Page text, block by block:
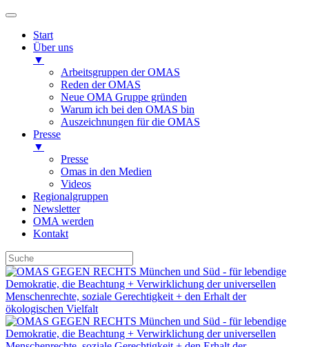
Start
Über uns
▼
Arbeitsgruppen der OMAS
Reden der OMAS
Neue OMA Gruppe gründen
Warum ich bei den OMAS bin
Auszeichnungen für die OMAS
Presse
▼
Presse
Omas in den Medien
Videos
Regionalgruppen
Newsletter
OMA werden
Kontakt